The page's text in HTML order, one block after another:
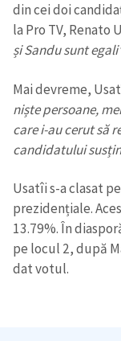
din cei doi
la Pro TV, Renato
și Sandu sunt
Mai devreme,
niște persoane,
care i-au cerut să
candidatului
Usatîi s-a clasat
prezidențiale.
13.79%. În
pe locul 2, după
dat votul.